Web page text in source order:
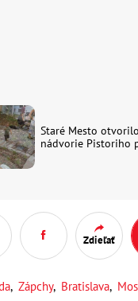
Staré Mesto
nádvorie Pistoriho
Zdieľať
, Zápchy, Bratislava,